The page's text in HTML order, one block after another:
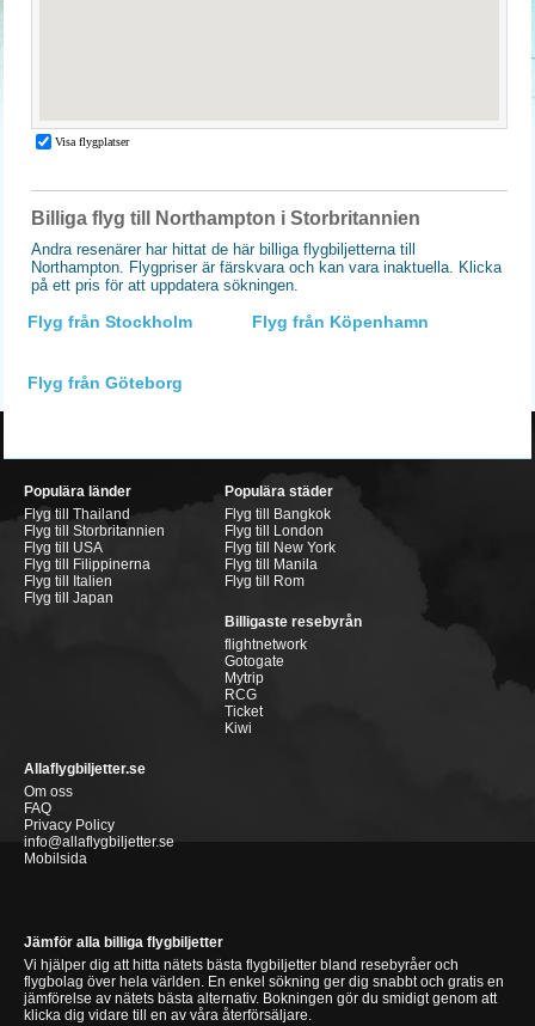
Billiga flyg till Northampton i Storbritannien
Andra resenärer har hittat de här billiga flygbiljetterna till
Northampton. Flygpriser är färskvara och kan vara inaktuella. Klicka
på ett pris för att uppdatera sökningen.
Flyg från Stockholm Flyg från Köpenhamn
Flyg från Göteborg
Populära länder
Flyg till Thailand
Flyg till Storbritannien
Flyg till USA
Flyg till Filippinerna
Flyg till Italien
Flyg till Japan
Populära städer
Flyg till Bangkok
Flyg till London
Flyg till New York
Flyg till Manila
Flyg till Rom
Billigaste resebyrån
flightnetwork
Gotogate
Mytrip
RCG
Ticket
Kiwi
Allaflygbiljetter.se
Om oss
FAQ
Privacy Policy
info@allaflygbiljetter.se
Mobilsida
Jämför alla billiga flygbiljetter
Vi hjälper dig att hitta nätets bästa flygbiljetter bland resebyråer och
flygbolag över hela världen. En enkel sökning ger dig snabbt och gratis en
jämförelse av nätets bästa alternativ. Bokningen gör du smidigt genom att
klicka dig vidare till en av våra återförsäljare.